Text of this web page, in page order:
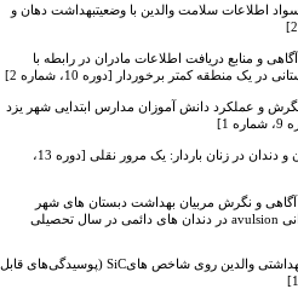
اطلاعات سلامت والدین با وضعیتبهداشت دهان و
و منابع دریافت اطلاعات مادران در رابطه با
منطقه کمتر برخوردار [دوره 10، شماره 2]
و عملکرد دانش آموزان مدارس ابتدایی شهر یزد
ارتقاء سلامت دهان و دندان در زنان باردار: یک مرور نقلی [دوره 13،
و نگرش مربیان بهداشت دبستان های شهر
رفسنجان از نحوه مدیریت ترومای دندانی avulsion در دندان های دائمی در سال تحصیلی
ارزیابی تاثیر رفتار بهداشتی والدین روی شاخص هایSiC (پوسیدگی‌های قابل